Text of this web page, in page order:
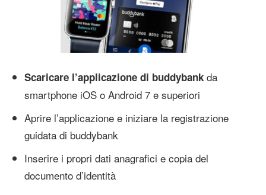
Scaricare l’applicazione di buddybank da
smartphone iOS o Android 7 e superiori
Aprire l’applicazione e iniziare la registrazione
guidata di buddybank
Inserire i propri dati anagrafici e copia del
documento d’identità